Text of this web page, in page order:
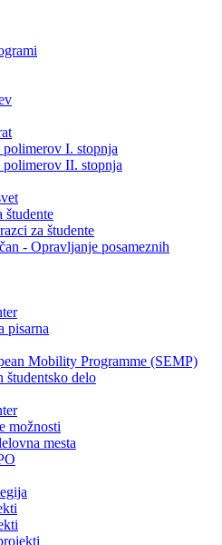
I. stopnja
II. stopnja
študente
za študente
- Opravljanje posameznih
pisarna
Mobility Programme (SEMP)
študentsko delo
možnosti
mesta